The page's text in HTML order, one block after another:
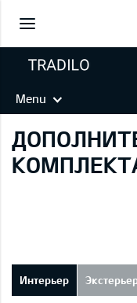
Menu
Интерьер